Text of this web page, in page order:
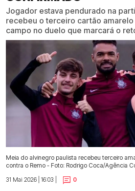
Jogador estava pendurado na
recebeu o terceiro cartão amarelo
campo no duelo que marcará o
Meia do alvinegro paulista recebeu terceiro
contra o Remo - Foto: Rodrigo Coca/Agência
31 Mai 2026 | 16:03 |
0